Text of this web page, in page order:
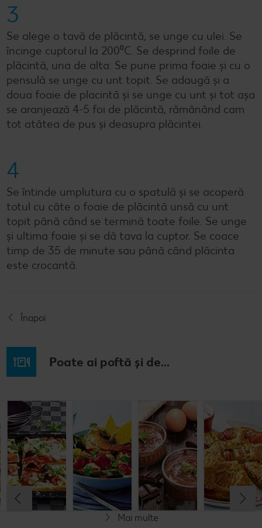
3
Se alege o tavă de plăcintă, se unge cu ulei. Se
încinge cuptorul la 200⁰C. Se desprind foile de
plăcintă, una de alta. Se pune prima foaie și cu o
pensulă se unge cu unt topit. Se adaugă și a
doua foaie de placintă și se unge cu unt și tot așa
se aranjează 4-5 foi de plăcintă, rămânând cam
tot atâtea de pus și deasupra plăcintei.
4
Se întinde umplutura cu o spatulă și se acoperă
totul cu câte o foaie de plăcintă unsă cu unt
topit până când se termină toate foile. Se unge
și ultima foaie și se dă tava la cuptor. Se coace
timp de 35 de minute sau până când plăcinta
este crocantă.
Înapoi
Poate ai poftă și de...
Budincă
italiană de
orez cu salată
de fructe
Cel mult 60 minute
Simplu
Clătite cu
legume și
mozzarella
Cel mult 30 minute
Simplu
Tocană
italienească
de pește
Cel mult 60 minute
Simplu
Cremă la
Cel mult 60 minute
Simplu
Mai multe